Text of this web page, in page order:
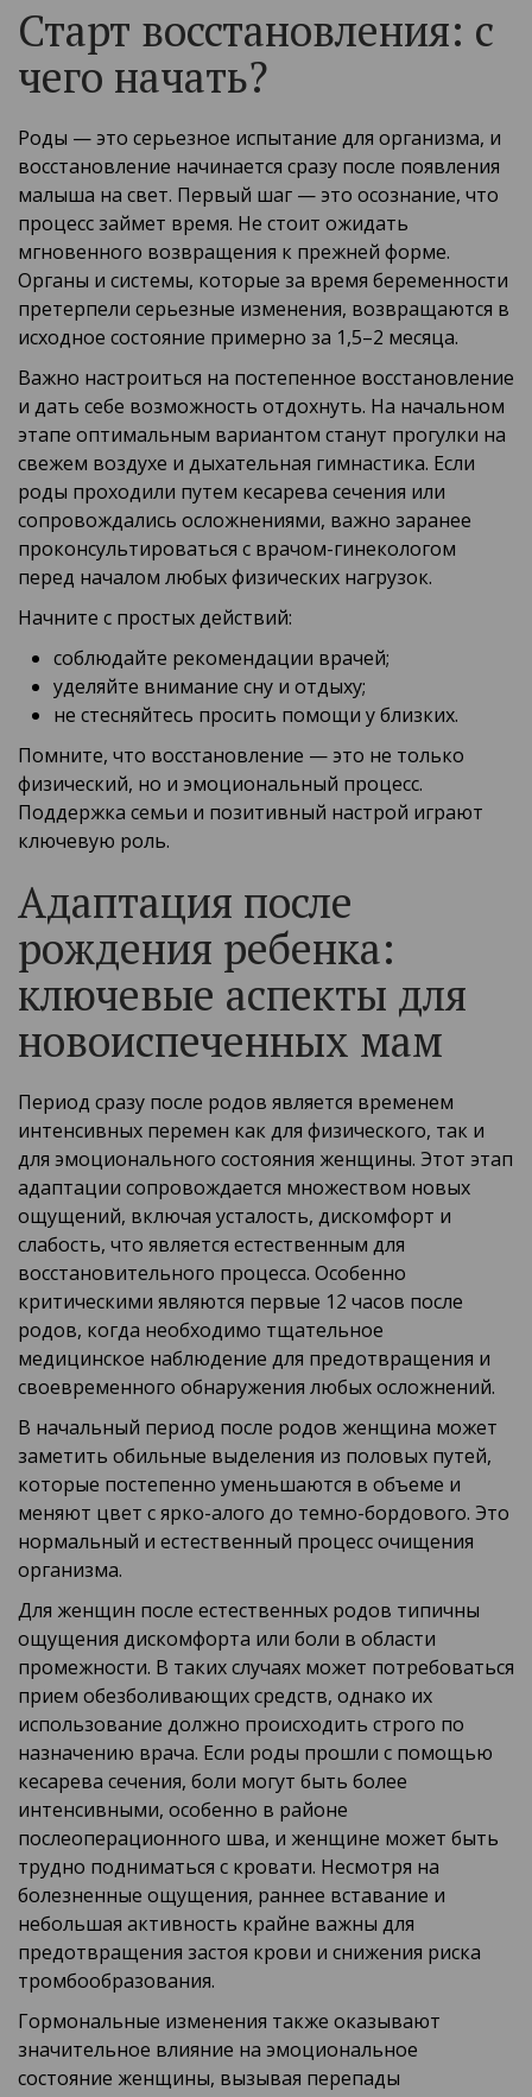
Старт восстановления: с
чего начать?
Роды — это серьезное испытание для организма, и
восстановление начинается сразу после появления
малыша на свет. Первый шаг — это осознание, что
процесс займет время. Не стоит ожидать
мгновенного возвращения к прежней форме.
Органы и системы, которые за время беременности
претерпели серьезные изменения, возвращаются в
исходное состояние примерно за 1,5–2 месяца.
Важно настроиться на постепенное восстановление
и дать себе возможность отдохнуть. На начальном
этапе оптимальным вариантом станут прогулки на
свежем воздухе и дыхательная гимнастика. Если
роды проходили путем кесарева сечения или
сопровождались осложнениями, важно заранее
проконсультироваться с врачом-гинекологом
перед началом любых физических нагрузок.
Начните с простых действий:
соблюдайте рекомендации врачей;
уделяйте внимание сну и отдыху;
не стесняйтесь просить помощи у близких.
Помните, что восстановление — это не только
физический, но и эмоциональный процесс.
Поддержка семьи и позитивный настрой играют
ключевую роль.
Адаптация после
рождения ребенка:
ключевые аспекты для
новоиспеченных мам
Период сразу после родов является временем
интенсивных перемен как для физического, так и
для эмоционального состояния женщины. Этот этап
адаптации сопровождается множеством новых
ощущений, включая усталость, дискомфорт и
слабость, что является естественным для
восстановительного процесса. Особенно
критическими являются первые 12 часов после
родов, когда необходимо тщательное
медицинское наблюдение для предотвращения и
своевременного обнаружения любых осложнений.
В начальный период после родов женщина может
заметить обильные выделения из половых путей,
которые постепенно уменьшаются в объеме и
меняют цвет с ярко-алого до темно-бордового. Это
нормальный и естественный процесс очищения
организма.
Для женщин после естественных родов типичны
ощущения дискомфорта или боли в области
промежности. В таких случаях может потребоваться
прием обезболивающих средств, однако их
использование должно происходить строго по
назначению врача. Если роды прошли с помощью
кесарева сечения, боли могут быть более
интенсивными, особенно в районе
послеоперационного шва, и женщине может быть
трудно подниматься с кровати. Несмотря на
болезненные ощущения, раннее вставание и
небольшая активность крайне важны для
предотвращения застоя крови и снижения риска
тромбообразования.
Гормональные изменения также оказывают
значительное влияние на эмоциональное
состояние женщины, вызывая перепады